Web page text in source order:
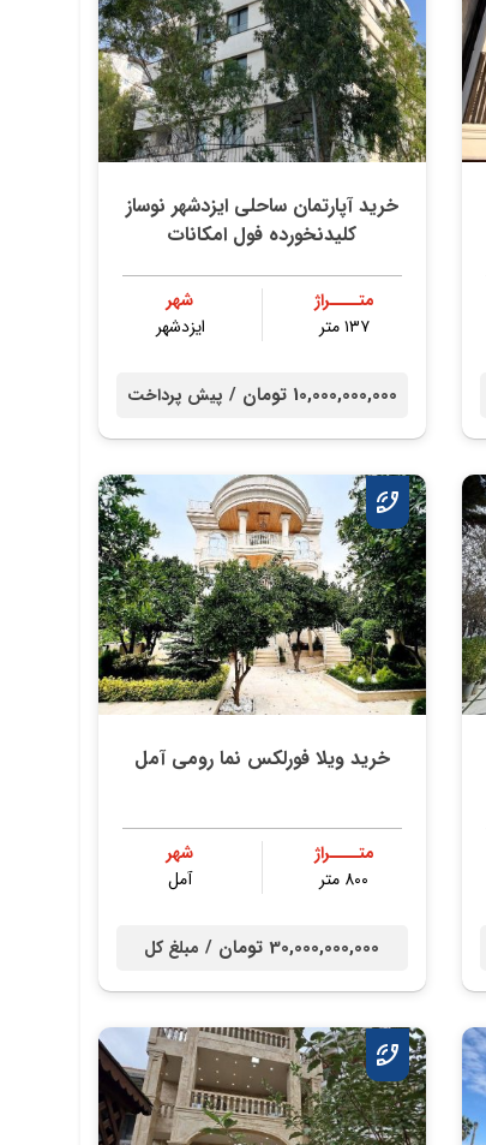
خرید آپارتمان ساحلی ایزدشهر نوساز
کلیدنخورده فول امکانات
متــــراژ
۱۳۷ متر
شهر
ایزدشهر
10,000,000,000 تومان / پیش پرداخت
خرید ویلا فورلکس نما رومی آمل
متــــراژ
800 متر
شهر
آمل
30,000,000,000 تومان / مبلغ کل